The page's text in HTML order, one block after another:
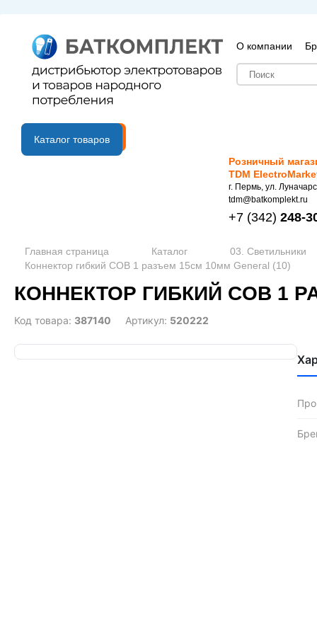
О компании
B2B портал
Каталог товаров
Розничный
TDM
г. Пермь, ул.
tdm@batkomplekt.ru
+7 (342) 248-
Главная страница Каталог
03. Светильники
Коннектор гибкий COB 1 разъем 15см 10мм General (10)
КОННЕКТОР ГИБКИЙ COB 1
Код товара: 387140 Артикул: 520222